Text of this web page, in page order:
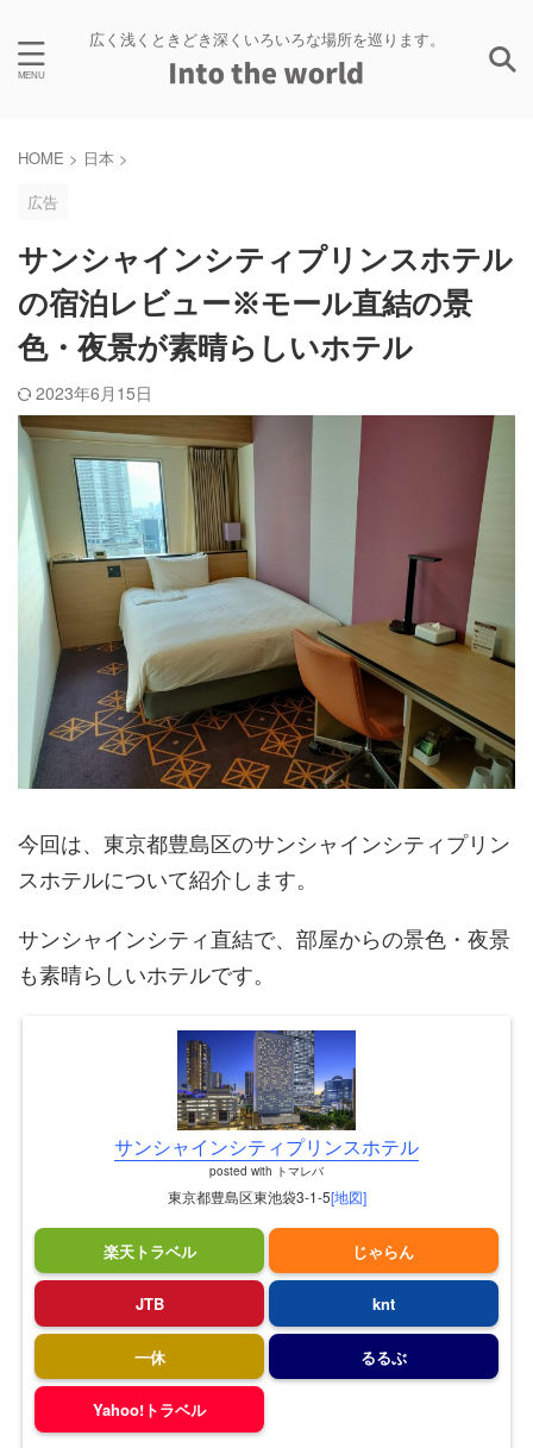
広く浅くときどき深くいろいろな場所を巡ります。
HOME > 日本 >
広告
サンシャインシティプリンスホテル
の宿泊レビュー※モール直結の景
色・夜景が素晴らしいホテル
2023年6月15日
今回は、東京都豊島区のサンシャインシティプリン
スホテルについて紹介します。
サンシャインシティ直結で、部屋からの景色・夜景
も素晴らしいホテルです。
サンシャインシティプリンスホテル
posted with トマレバ
東京都豊島区東池袋3-1-5[地図]
楽天トラベル じゃらん
JTB knt
一休 るるぶ
Yahoo!トラベル